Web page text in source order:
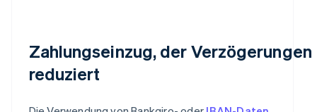
Zahlungseinzug, der Verzögerungen
reduziert